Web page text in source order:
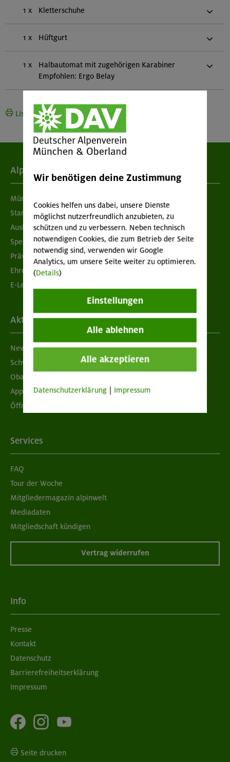
1 x Kletterschuhe
1 x Hüftgurt
1 x
Halbautomat mit zugehörigen Karabiner
Empfohlen: Ergo Belay
Liste drucken
Alpenverein
München & Oberland
Standorte
Ausbildung & Jobs
Spenden
Prävention sexualisierter Gewalt
Ehrenamtsbörse
E-Learning
Aktuelles
Newsletter
Schwarzes Brett
Obacht geben!
App "Mein DAV+"
Öffnungszeiten
Services
FAQ
Tour der Woche
Mitgliedermagazin alpinwelt
Mediadaten
Mitgliedschaft kündigen
Vertrag widerrufen
Info
Presse
Kontakt
Datenschutz
Barrierefreiheitserklärung
Impressum
Seite drucken
Wir benötigen deine Zustimmung
Cookies helfen uns dabei, unsere Dienste
möglichst nutzerfreundlich anzubieten, zu
schützen und zu verbessern. Neben technisch
notwendigen Cookies, die zum Betrieb der Seite
notwendig sind, verwenden wir Google
Analytics, um unsere Seite weiter zu optimieren.
(Details)
Einstellungen
Alle ablehnen
Alle akzeptieren
Datenschutzerklärung Impressum